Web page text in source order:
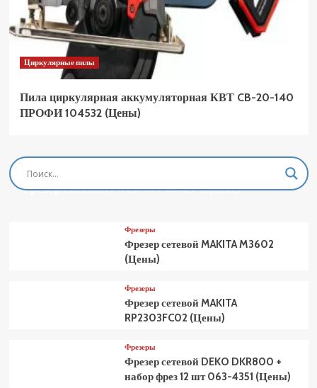
Циркулярные пилы
Пила циркулярная аккумуляторная КВТ CB-20-140
ПРОФИ 104532 (Цены)
Фрезеры
Фрезер сетевой MAKITA M3601 (Цены)
Фрезеры
Фрезер сетевой MAKITA M3602
(Цены)
Фрезеры
Фрезер сетевой MAKITA
RP2303FC02 (Цены)
Фрезеры
Фрезер сетевой DEKO DKR800 +
набор фрез 12 шт 063-4351 (Цены)